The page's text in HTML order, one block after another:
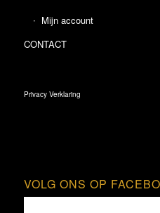
Mijn account
CONTACT
Privacy Verklaring
VOLG ONS OP